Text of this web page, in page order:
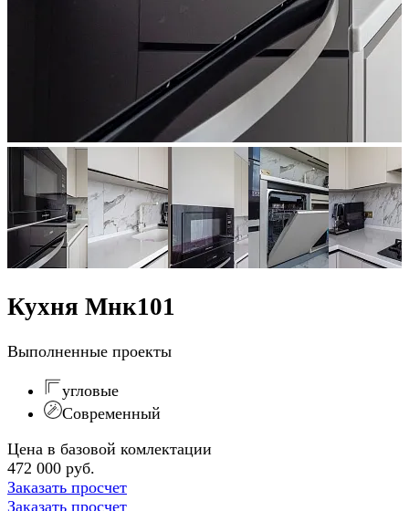
Кухня Мнк101
Выполненные проекты
угловые
Современный
Цена в базовой комлектации
472 000 руб.
Заказать просчет
Заказать просчет